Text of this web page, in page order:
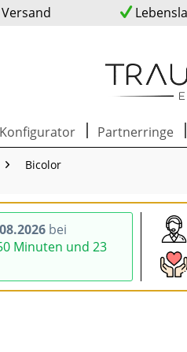
Partnerringe
Bicolor
bei
Minuten und 22